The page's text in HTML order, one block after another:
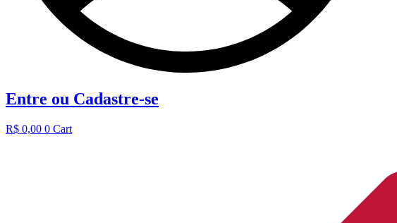
Entre ou Cadastre-se
R$ 0,00 0 Cart